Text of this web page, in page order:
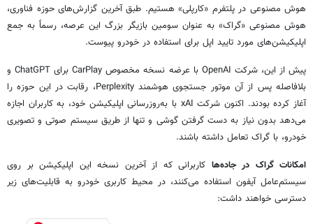
هوش مصنوعی در پلتفرم «کارپلی» هستیم. طبق آخرین گزارش‌های حوزه فناوری،
هوش مصنوعی «گراک» به عنوان سومین بازیگر بزرگ این عرصه، رسماً به جمع
اپلیکیشن‌های مورد تایید اپل برای استفاده در خودرو پیوست.
پیش از این، شرکت OpenAI با عرضه نسخه‌ مخصوص CarPlay برای ChatGPT و
بلافاصله پس از آن موتور جستجوی هوشمند Perplexity، رقابت در این حوزه را
آغاز کرده بودند. اکنون شرکت xAI با به‌روزرسانی اپلیکیشن خود، به کاربران اجازه
می‌دهد بدون نیاز به دست گرفتن گوشی و تنها از طریق سیستم صوتی و تصویری
خودرو، با گراک تعامل داشته باشند.
امکانات گراک در جاده‌ها کاربرانی که از آخرین نسخه این اپلیکیشن بر روی
سیستم‌عامل آیفون استفاده می‌کنند، در محیط کاربری خودرو به قابلیت‌های زیر
دسترسی خواهند داشت: